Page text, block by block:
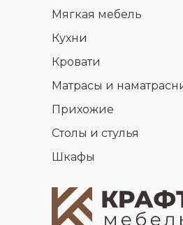
Кухни
Мягкая мебель
Кровати
Матрасы и
Прихожие
Столы и стулья
Шкафы